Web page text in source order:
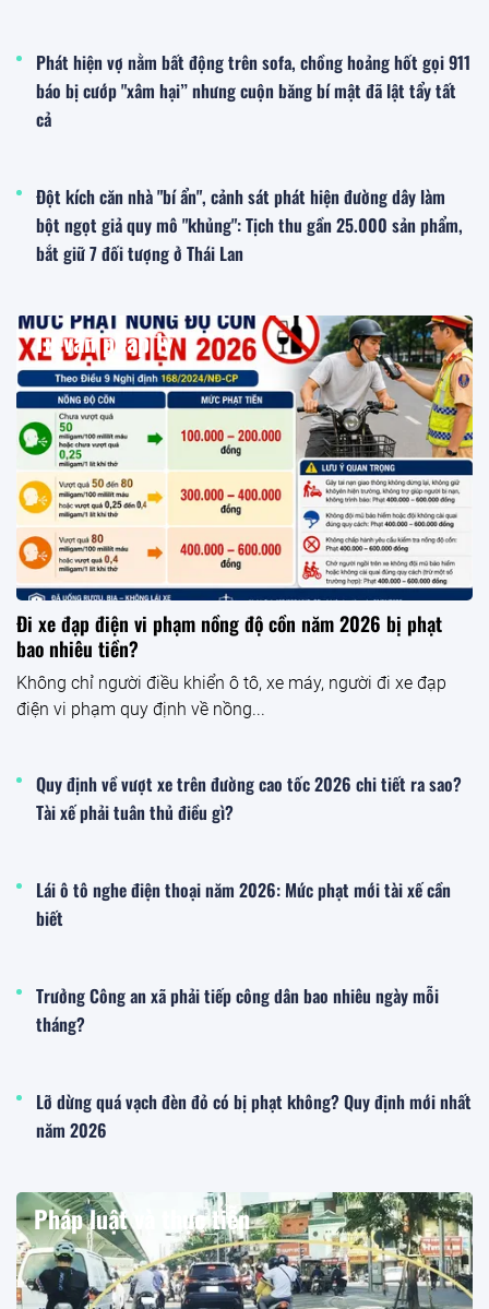
Phát hiện vợ nằm bất động trên sofa, chồng hoảng hốt gọi 911
báo bị cướp "xâm hại” nhưng cuộn băng bí mật đã lật tẩy tất
cả
Đột kích căn nhà "bí ẩn", cảnh sát phát hiện đường dây làm
bột ngọt giả quy mô "khủng": Tịch thu gần 25.000 sản phẩm,
bắt giữ 7 đối tượng ở Thái Lan
Tư vấn pháp lý
Đi xe đạp điện vi phạm nồng độ cồn năm 2026 bị phạt
bao nhiêu tiền?
Không chỉ người điều khiển ô tô, xe máy, người đi xe đạp
điện vi phạm quy định về nồng...
Quy định về vượt xe trên đường cao tốc 2026 chi tiết ra sao?
Tài xế phải tuân thủ điều gì?
Lái ô tô nghe điện thoại năm 2026: Mức phạt mới tài xế cần
biết
Trưởng Công an xã phải tiếp công dân bao nhiêu ngày mỗi
tháng?
Lỡ dừng quá vạch đèn đỏ có bị phạt không? Quy định mới nhất
năm 2026
Pháp luật và thực tiễn